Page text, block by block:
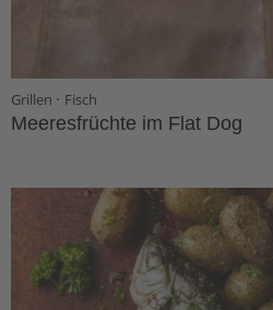
Grillen · Fisch
Meeresfrüchte im Flat Dog